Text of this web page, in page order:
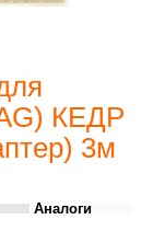
КЕДР
3м
Аналоги